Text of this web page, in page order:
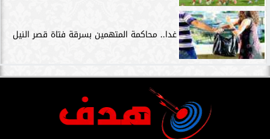
غدا.. محاكمة المتهمين بسرقة فتاة قصر النيل